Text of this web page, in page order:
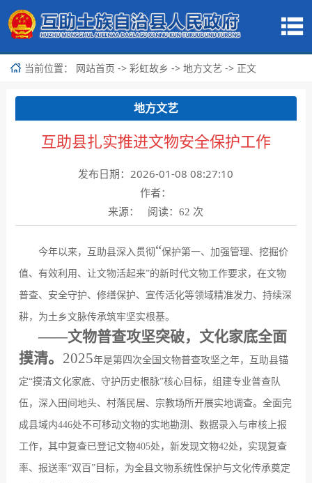
当前位置： 网站首页 -> 彩虹故乡 -> 地方文艺 -> 正文
地方文艺
互助县扎实推进文物安全保护工作
发布日期：2026-01-08 08:27:10
作者：
来源： 阅读：62 次
今年以来，互助县深入贯彻 “保护第一、加强管理、挖掘价
值、有效利用、让文物活起来”的新时代文物工作要求，在文物
普查、安全守护、修缮保护、宣传活化等领域精准发力、持续深
耕，为土乡文脉传承筑牢坚实根基。
——文物普查攻坚突破，文化家底全面
摸清。 2025年是第四次全国文物普查攻坚之年，互助县锚
定“摸清文化家底、守护历史根脉”核心目标，组建专业普查队
伍，深入田间地头、村落民居、宗教场所开展实地调查。全面完
成县域内446处不可移动文物的实地勘测、数据录入与审核上报
工作，其中复查已登记文物405处，新发现文物42处，实现复查
率、报送率“双百”目标，为全县文物系统性保护与文化传承奠定